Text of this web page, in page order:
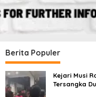
Berita Populer
Kejari Musi
Tersangka